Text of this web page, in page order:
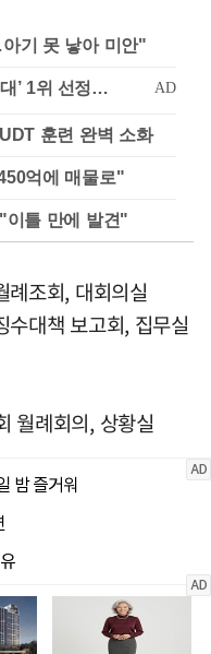
기 못 낳아 미안"
훈련 완벽 소화
억에 매물로"
이틀 만에 발견"
조회, 대회의실
대책 보고회, 집무실
월례회의, 상황실